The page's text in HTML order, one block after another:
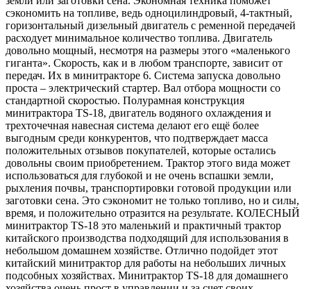
сэкономить на топливе, ведь одноцилиндровый, 4-тактный,
горизонтальный дизельный двигатель с ременной передачей
расходует минимальное количество топлива. Двигатель
довольно мощный, несмотря на размеры этого «маленького
гиганта». Скорость, как и в любом транспорте, зависит от
передач. Их в минитракторе 6. Система запуска довольно
проста – электрический стартер. Вал отбора мощности со
стандартной скоростью. Полурамная конструкция
минитрактора TS-18, двигатель водяного охлаждения и
трехточечная навесная система делают его ещё более
выгодным среди конкурентов, что подтверждает масса
положительных отзывов покупателей, которые остались
довольны своим приобретением. Трактор этого вида может
использоваться для глубокой и не очень вспашки земли,
рыхления почвы, транспортировки готовой продукции или
заготовки сена. Это сэкономит не только топливо, но и силы,
время, и положительно отразится на результате. КОЛЕСНЫЙ
минитрактор TS-18 это маленький и практичный трактор
китайского производства подходящий для использования в
небольшом домашнем хозяйстве. Отлично подойдет этот
китайский минитрактор для работы на небольших личных
подсобных хозяйствах. Минитрактор TS-18 для домашнего